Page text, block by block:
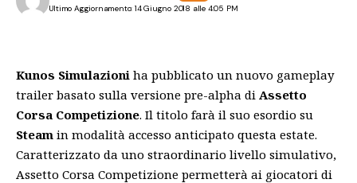
Ultimo Aggiornamento: 14 Giugno 2018 alle 4:05 PM
Kunos Simulazioni ha pubblicato un nuovo gameplay
trailer basato sulla versione pre-alpha di Assetto
Corsa Competizione. Il titolo farà il suo esordio su
Steam in modalità accesso anticipato questa estate.
Caratterizzato da uno straordinario livello simulativo,
Assetto Corsa Competizione permetterà ai giocatori di